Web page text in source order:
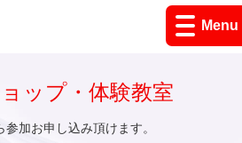
Menu
ップ・体験教室
参加お申し込み頂けます。